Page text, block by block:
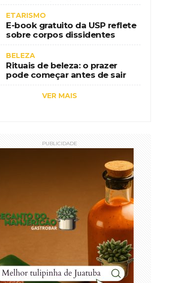
ETARISMO
E-book gratuito da USP reflete
sobre corpos dissidentes
BELEZA
Rituais de beleza: o prazer
pode começar antes de sair
VER MAIS
PUBLICIDADE